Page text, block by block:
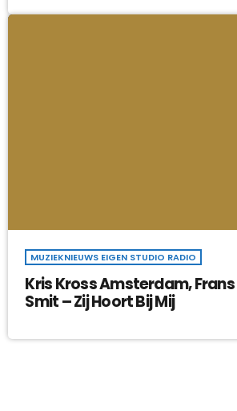
MUZIEKNIEUWS EIGEN STUDIO RADIO
Kris Kross Amsterdam,
Smit – Zij Hoort Bij Mij